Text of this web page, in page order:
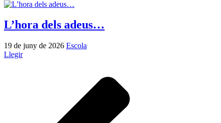
L’hora dels adeus…
19 de juny de 2026 Escola
Llegir